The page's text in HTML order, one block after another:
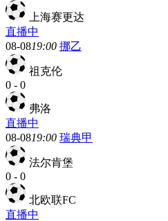
上海赛更达
直播中
08-0819:00 挪乙
祖克伦
0 - 0
弗洛
直播中
08-0819:00 瑞典甲
法尔肯堡
0 - 0
北欧联FC
直播中